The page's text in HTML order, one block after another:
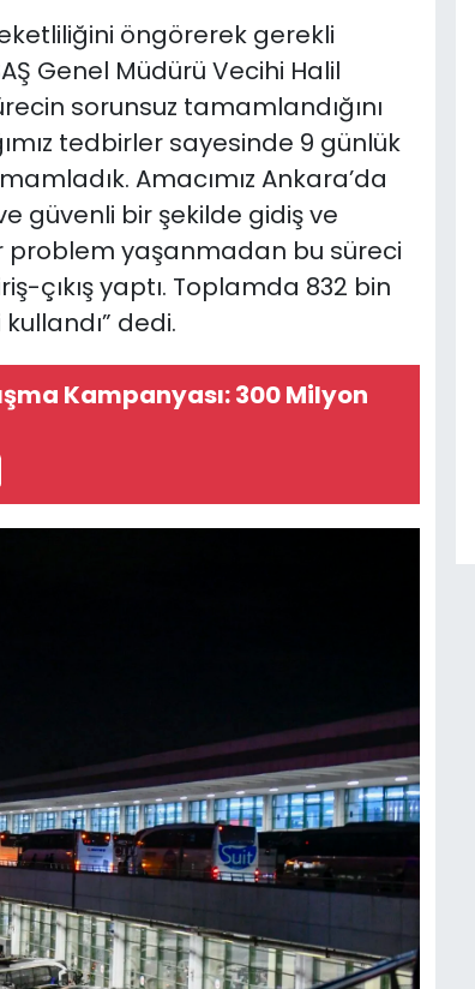
öngörerek gerekli
Genel Müdürü Vecihi Halil
sorunsuz tamamlandığını
tedbirler sayesinde 9 günlük
Amacımız Ankara’da
güvenli bir şekilde gidiş ve
problem yaşanmadan bu süreci
çıkış yaptı. Toplamda 832 bin
dedi.
Kampanyası: 300 Milyon